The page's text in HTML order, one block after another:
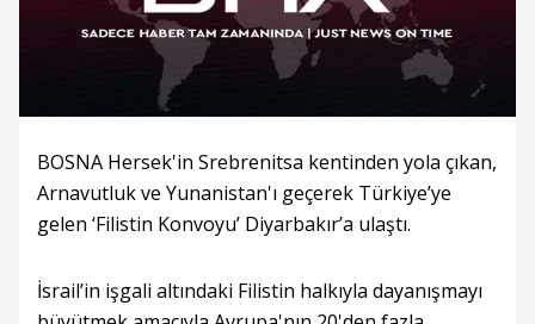
BOSNA Hersek'in Srebrenitsa kentinden yola çıkan,
Arnavutluk ve Yunanistan'ı geçerek Türkiye’ye
gelen ‘Filistin Konvoyu’ Diyarbakır’a ulaştı.
İsrail’in işgali altındaki Filistin halkıyla dayanışmayı